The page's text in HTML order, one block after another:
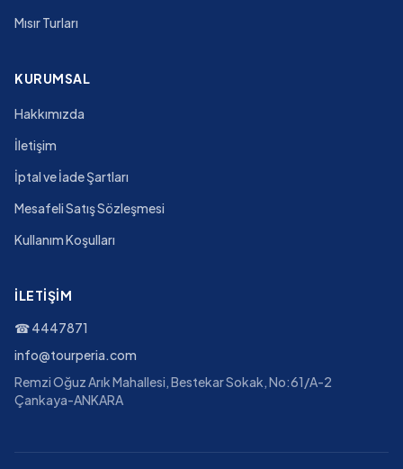
Mısır Turları
KURUMSAL
Hakkımızda
İletişim
İptal ve İade Şartları
Mesafeli Satış Sözleşmesi
Kullanım Koşulları
İLETIŞIM
☎4447871
info@tourperia.com
Remzi Oğuz Arık Mahallesi, Bestekar Sokak, No:61/A-2
Çankaya-ANKARA